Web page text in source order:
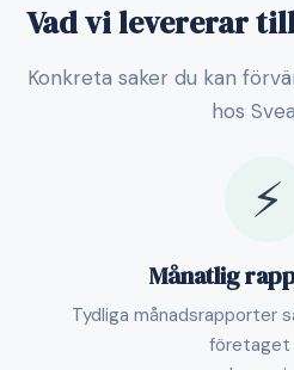
Vad vi levererar
Konkreta saker du kan
hos
⚡
Månatlig
Tydliga månadsrapporter
företaget